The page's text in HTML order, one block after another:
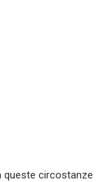
circostanze